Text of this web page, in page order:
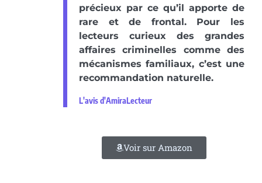
précieux par ce qu’il apporte de
rare et de frontal. Pour les
lecteurs curieux des grandes
affaires criminelles comme des
mécanismes familiaux, c’est une
recommandation naturelle.
L'avis d'AmiraLecteur
Voir sur Amazon